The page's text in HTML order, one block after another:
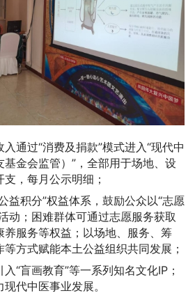
入通过“消费及捐款”模式进入“现代中
基金会监管）”，全部用于场地、设
，每月公示明细；
益积分”权益体系，鼓励公众以“志愿
动；困难群体可通过志愿服务获取
养服务等权益；以场地、服务、筹
方式赋能本土公益组织共同发展；
入“盲画教育”等一系列知名文化IP；
代中医事业发展。